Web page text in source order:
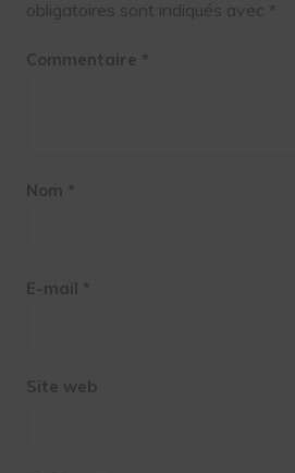
obligatoires sont indiqués avec *
Commentaire *
Nom *
E-mail *
Site web